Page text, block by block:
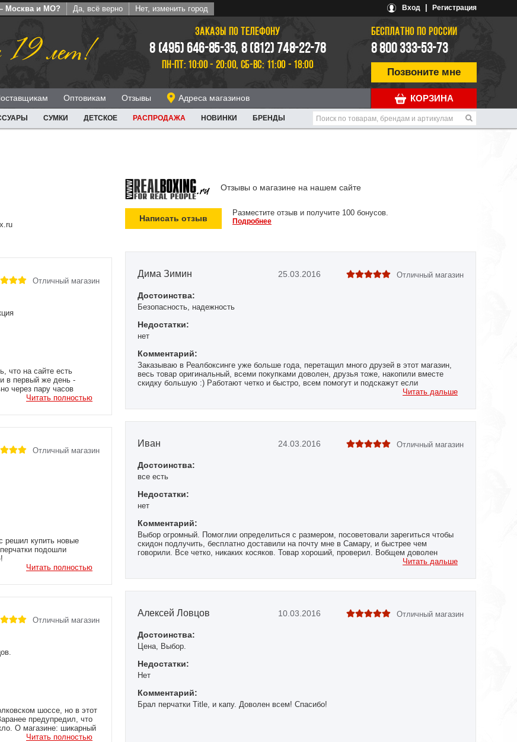
Москва и МО? Да, всё верно Нет, изменить город Вход Регистрация
лет! ЗАКАЗЫ ПО ТЕЛЕФОНУ
8 (495) 646-85-35, 8 (812) 748-22-78
ПН-ПТ: 10:00 - 20:00, СБ-ВС: 11:00 - 18:00
БЕСПЛАТНО ПО РОССИИ
8 800 333-53-73
Позвоните мне
КОРЗИНА
Оптовикам Отзывы Адреса магазинов
СУМКИ ДЕТСКОЕ РАСПРОДАЖА НОВИНКИ БРЕНДЫ
Отличный магазин
что на сайте есть
в первый же день -
через пару часов
за это, так что я всем
Читать полностью
Отличный магазин
решил купить новые
подошли
Читать полностью
Отличный магазин
шоссе, но в этот
предупредил, что
О магазине: шикарный
хорошие продавцы,
Читать полностью
Отзывы о магазине на нашем сайте
Написать отзыв
Разместите отзыв и получите 100 бонусов.
Подробнее
Дима Зимин 25.03.2016 Отличный магазин
Достоинства:
Безопасность, надежность
Недостатки:
нет
Комментарий:
Заказываю в Реалбоксинге уже больше года, перетащил много друзей в этот магазин,
весь товар оригинальный, всеми покупками доволен, друзья тоже, накопили вместе
скидку большую :) Работают четко и быстро, всем помогут и подскажут если
сомневаешься в чем, уточнят как они это называют "бюджет" и подберут лучшее на эти
них там хорошо, мы ездили с пацанами. Ни одного нарекания не было. Рекомендую!
Читать дальше
Иван 24.03.2016 Отличный магазин
Достоинства:
все есть
Недостатки:
нет
Комментарий:
Выбор огромный. Помоглии определиться с размером, посоветовали зарегиться чтобы
скидон подлучить, бесплатно доставили на почту мне в Самару, и быстрее чем
говорили. Все четко, никаких косяков. Товар хороший, проверил. Вобщем доволен
Читать дальше
Алексей Ловцов 10.03.2016 Отличный магазин
Достоинства:
Цена, Выбор.
Недостатки:
Нет
Комментарий:
Брал перчатки Title, и капу. Доволен всем! Спасибо!